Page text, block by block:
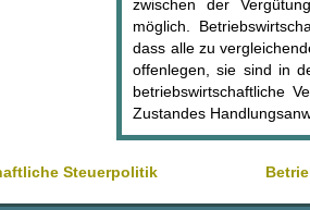
zwischen der
möglich.
dass alle zu
offenlegen, sie sind in
betriebswirtschaftliche
Zustandes
Steuerpolitik